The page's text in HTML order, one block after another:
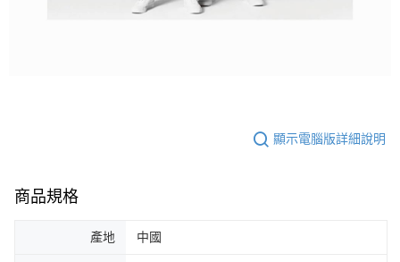
顯示電腦版詳細說明
商品規格
產地 中國